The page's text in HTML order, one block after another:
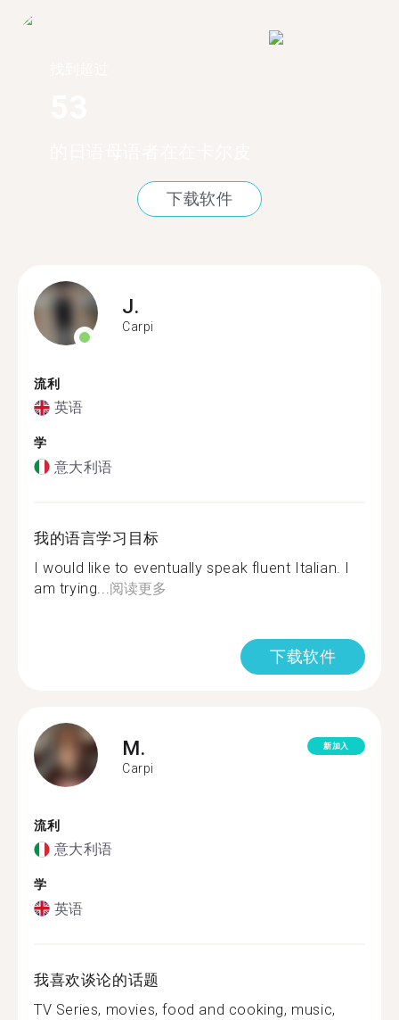
下载软件
J.
Carpi
流利
英语
学
意大利语
我的语言学习目标
I would like to eventually speak fluent Italian. I
am trying... 阅读更多
下载软件
M.
Carpi
新加入
流利
意大利语
学
英语
我喜欢谈论的话题
TV Series, movies, food and cooking, music,